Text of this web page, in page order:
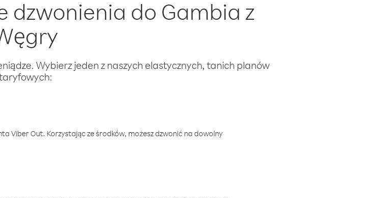
dzwonienia do Gambia z
Wybierz jeden z naszych elastycznych, tanich planów
Viber Out. Korzystając ze środków, możesz dzwonić na dowolny